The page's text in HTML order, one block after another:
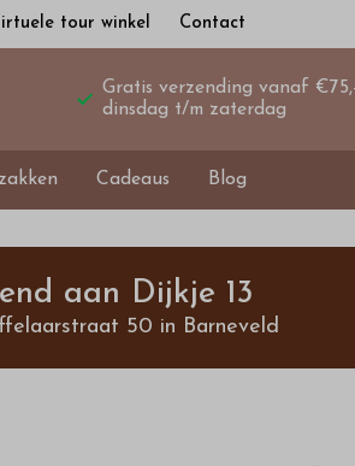
tour winkel Contact
Gratis verzending vanaf
dinsdag t/m zaterdag
Cadeaus Blog
aan Dijkje 13
50 in Barneveld